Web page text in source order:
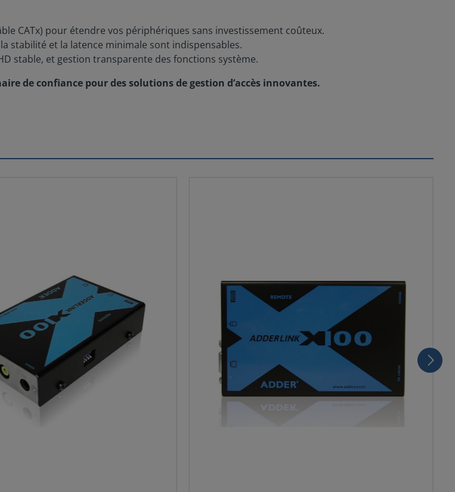
CATx) pour étendre vos périphériques sans investissement coûteux.
stabilité et la latence minimale sont indispensables.
stable, et gestion transparente des fonctions système.
de confiance pour des solutions de gestion d’accès innovantes.